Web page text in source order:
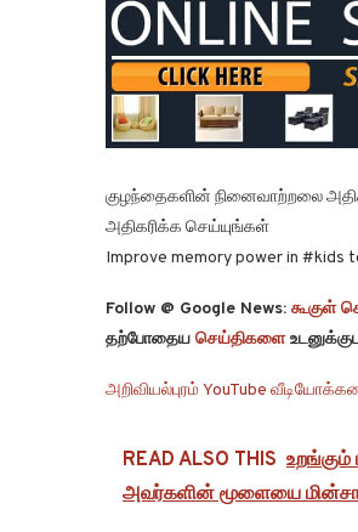
குழந்தைகளின் நினைவாற்றலை
அதிகரிக்க செய்யுங்கள்
Improve memory power in #kids
Follow @ Google News: கூகுள்
தற்போதைய செய்திகளை
அறிவியல்புரம் YouTube
READ ALSO THIS
அவர்களின் மூளையை